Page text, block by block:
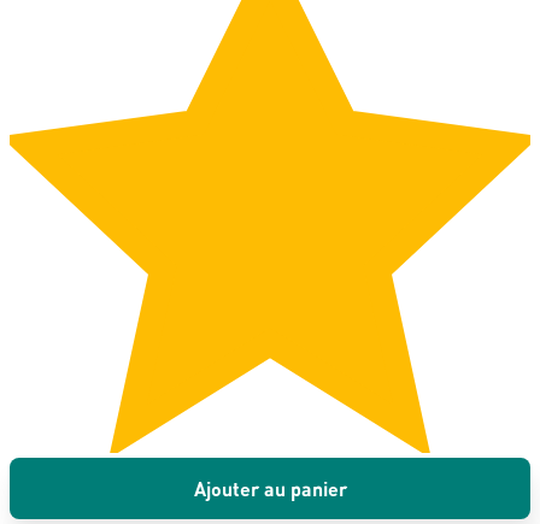
Ajouter au panier